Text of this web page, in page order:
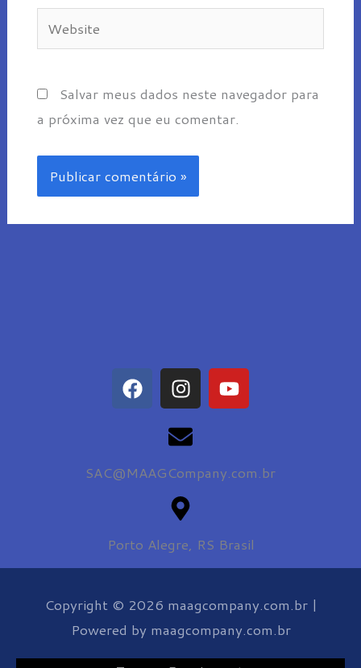
Salvar meus dados neste navegador para
a próxima vez que eu comentar.
F
a
c
o
I
n
s
t
g
r
a
m
Y
o
u
b
SAC@MAAGCompany.com.br
Porto Alegre, RS Brasil
Copyright © 2026 maagcompany.com.br |
Powered by maagcompany.com.br